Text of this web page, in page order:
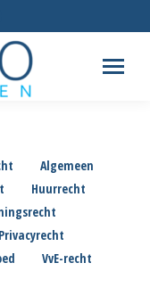
pagina
in
Algemeen
Huurrecht
Privacyrecht
VvE-recht